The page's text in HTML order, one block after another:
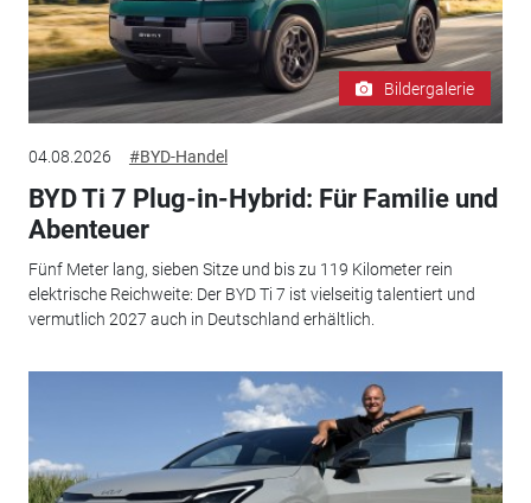
Bildergalerie
04.08.2026 #BYD-Handel
BYD Ti 7 Plug-in-Hybrid: Für Familie und
Abenteuer
Fünf Meter lang, sieben Sitze und bis zu 119 Kilometer rein
elektrische Reichweite: Der BYD Ti 7 ist vielseitig talentiert und
vermutlich 2027 auch in Deutschland erhältlich.